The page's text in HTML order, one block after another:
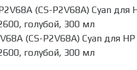
(CS-P2V68A) Cyan для HP
голубой, 300 мл